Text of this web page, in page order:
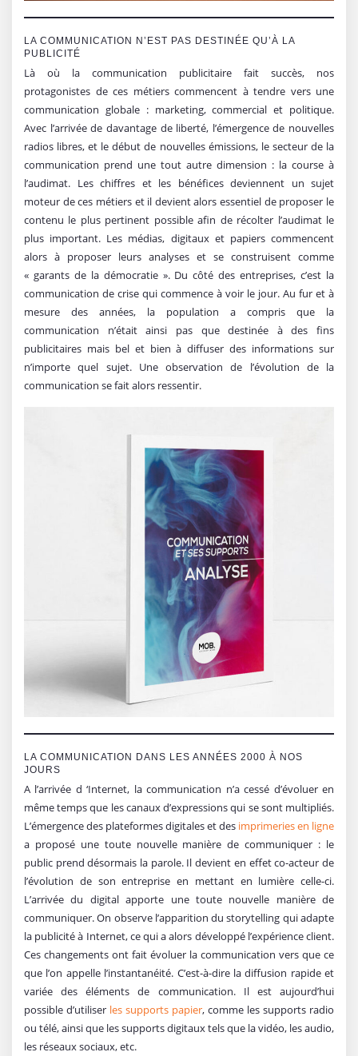
LA COMMUNICATION N’EST PAS DESTINÉE QU’À LA
PUBLICITÉ
Là où la communication publicitaire fait succès, nos
protagonistes de ces métiers commencent à tendre vers une
communication globale : marketing, commercial et politique.
Avec l’arrivée de davantage de liberté, l’émergence de nouvelles
radios libres, et le début de nouvelles émissions, le secteur de la
communication prend une tout autre dimension : la course à
l’audimat. Les chiffres et les bénéfices deviennent un sujet
moteur de ces métiers et il devient alors essentiel de proposer le
contenu le plus pertinent possible afin de récolter l’audimat le
plus important. Les médias, digitaux et papiers commencent
alors à proposer leurs analyses et se construisent comme
« garants de la démocratie ». Du côté des entreprises, c’est la
communication de crise qui commence à voir le jour. Au fur et à
mesure des années, la population a compris que la
communication n’était ainsi pas que destinée à des fins
publicitaires mais bel et bien à diffuser des informations sur
n’importe quel sujet. Une observation de l’évolution de la
communication se fait alors ressentir.
LA COMMUNICATION DANS LES ANNÉES 2000 À NOS
JOURS
A l’arrivée d ‘Internet, la communication n’a cessé d’évoluer en
même temps que les canaux d’expressions qui se sont multipliés.
L’émergence des plateformes digitales et des imprimeries en ligne
a proposé une toute nouvelle manière de communiquer : le
public prend désormais la parole. Il devient en effet co-acteur de
l’évolution de son entreprise en mettant en lumière celle-ci.
L’arrivée du digital apporte une toute nouvelle manière de
communiquer. On observe l’apparition du storytelling qui adapte
la publicité à Internet, ce qui a alors développé l’expérience client.
Ces changements ont fait évoluer la communication vers que ce
que l’on appelle l’instantanéité. C’est-à-dire la diffusion rapide et
variée des éléments de communication. Il est aujourd’hui
possible d’utiliser les supports papier, comme les supports radio
ou télé, ainsi que les supports digitaux tels que la vidéo, les audio,
les réseaux sociaux, etc.